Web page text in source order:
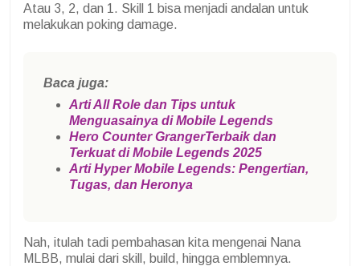
Atau 3, 2, dan 1. Skill 1 bisa menjadi andalan untuk
melakukan poking damage.
Baca juga:
Arti All Role dan Tips untuk
Menguasainya di Mobile Legends
Hero Counter GrangerTerbaik dan
Terkuat di Mobile Legends 2025
Arti Hyper Mobile Legends: Pengertian,
Tugas, dan Heronya
Nah, itulah tadi pembahasan kita mengenai Nana
MLBB, mulai dari skill, build, hingga emblemnya.